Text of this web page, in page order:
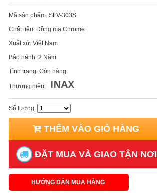
Mã sản phẩm: SFV-303S
Chất liệu: Đồng mạ Chrome
Xuất xứ: Việt Nam
Bảo hành: 2 Năm
Tình trạng: Còn hàng
Thương hiệu:
Số lượng:
THÊM VÀO GIỎ HÀNG
ĐẶT MUA VÀ GIAO TẬN NƠI
HƯỚNG DẪN MUA HÀNG